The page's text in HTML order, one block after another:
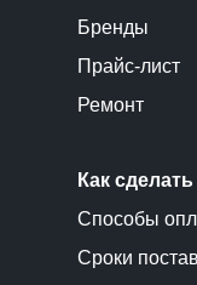
Бренды
Прайс-лист
Ремонт
Как сделать
Способы
Сроки